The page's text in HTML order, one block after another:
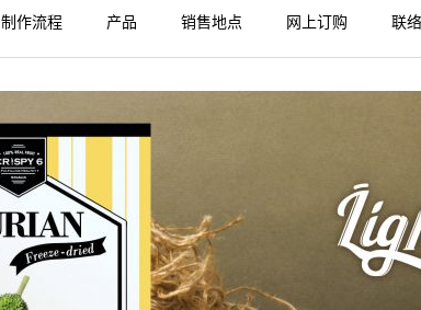
制作流程 产品 销售地点 网上订购 联